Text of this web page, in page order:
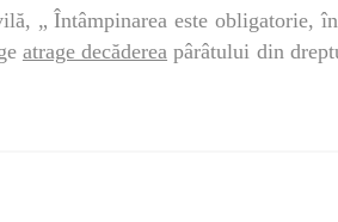
„ Întâmpinarea este obligatorie,
atrage decăderea pârâtului din